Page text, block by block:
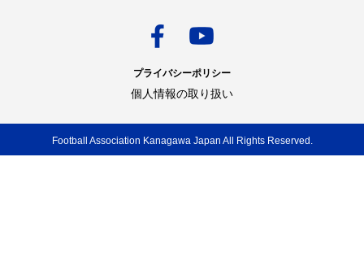
プライバシーポリシー
個人情報の取り扱い
Football Association Kanagawa Japan All Rights Reserved.